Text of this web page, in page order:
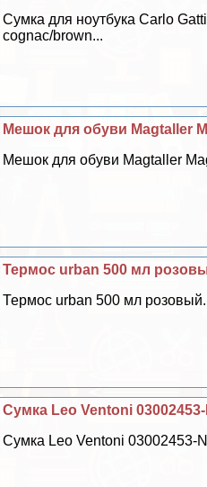
Сумка для ноутбука Carlo
cognac/brown...
Мешок для обуви Magtaller
Мешок для обуви Magtaller
Термос urban 500 мл
Термос urban 500 мл
Сумка Leo Ventoni
Сумка Leo Ventoni 03002453-